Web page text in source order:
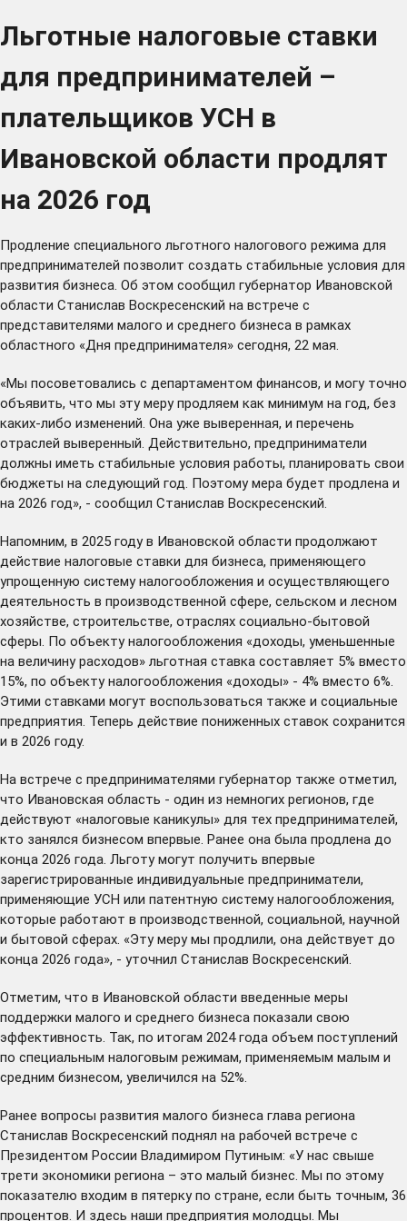
Льготные налоговые ставки
для предпринимателей –
плательщиков УСН в
Ивановской области продлят
на 2026 год
Продление специального льготного налогового режима для
предпринимателей позволит создать стабильные условия для
развития бизнеса. Об этом сообщил губернатор Ивановской
области Станислав Воскресенский на встрече с
представителями малого и среднего бизнеса в рамках
областного «Дня предпринимателя» сегодня, 22 мая.
«Мы посоветовались с департаментом финансов, и могу точно
объявить, что мы эту меру продляем как минимум на год, без
каких-либо изменений. Она уже выверенная, и перечень
отраслей выверенный. Действительно, предприниматели
должны иметь стабильные условия работы, планировать свои
бюджеты на следующий год. Поэтому мера будет продлена и
на 2026 год», - сообщил Станислав Воскресенский.
Напомним, в 2025 году в Ивановской области продолжают
действие налоговые ставки для бизнеса, применяющего
упрощенную систему налогообложения и осуществляющего
деятельность в производственной сфере, сельском и лесном
хозяйстве, строительстве, отраслях социально-бытовой
сферы. По объекту налогообложения «доходы, уменьшенные
на величину расходов» льготная ставка составляет 5% вместо
15%, по объекту налогообложения «доходы» - 4% вместо 6%.
Этими ставками могут воспользоваться также и социальные
предприятия. Теперь действие пониженных ставок сохранится
и в 2026 году.
На встрече с предпринимателями губернатор также отметил,
что Ивановская область - один из немногих регионов, где
действуют «налоговые каникулы» для тех предпринимателей,
кто занялся бизнесом впервые. Ранее она была продлена до
конца 2026 года. Льготу могут получить впервые
зарегистрированные индивидуальные предприниматели,
применяющие УСН или патентную систему налогообложения,
которые работают в производственной, социальной, научной
и бытовой сферах. «Эту меру мы продлили, она действует до
конца 2026 года», - уточнил Станислав Воскресенский.
Отметим, что в Ивановской области введенные меры
поддержки малого и среднего бизнеса показали свою
эффективность. Так, по итогам 2024 года объем поступлений
по специальным налоговым режимам, применяемым малым и
средним бизнесом, увеличился на 52%.
Ранее вопросы развития малого бизнеса глава региона
Станислав Воскресенский поднял на рабочей встрече с
Президентом России Владимиром Путиным: «У нас свыше
трети экономики региона – это малый бизнес. Мы по этому
показателю входим в пятерку по стране, если быть точным, 36
процентов. И здесь наши предприятия молодцы. Мы